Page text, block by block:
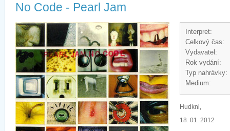
No Code - Pearl Jam
Interpret:
Celkový čas:
Vydavatel:
Rok vydání:
Typ nahrávky:
Medium:
Hudkni,
18. 01. 2012